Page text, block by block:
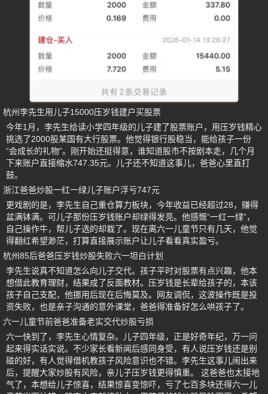
杭州李先生用儿子15000压岁钱建户买股票
今年1月，李先生给读小学四年级的儿子建了股票账户，用压岁钱精心
挑选了2000股某国有大行股票。他觉得银行股稳当，能给孩子一份
“会成长的礼物”。刚开始还挺得意，谁知道股市不按剧本走，几个月
下来账户直接缩水747.35元。儿子还不知道这事儿，爸爸心里直打
鼓。
浙江爸爸炒股一红一绿儿子账户浮亏747元
更戏剧的是，李先生自己重仓算力板块，今年收益已经超过28，赚得
盆满钵满。可儿子那份压岁钱账户却绿得发亮。他感慨“一红一绿”，
自己操作牛，帮儿子选的却栽了。现在离六一儿童节只有几天，他觉
得翻红希望渺茫，打算直接展示账户让儿子看看真实盈亏。
杭州85后爸爸压岁钱炒股失败六一坦白计划
李先生说真不知道怎么向儿子交代。孩子平时对股票有点兴趣，他本
想借此教育理财，结果成了反面教材。压岁钱是长辈给孩子的，本该
孩子自己支配，他挪用后现在后悔莫及。网友调侃，这波操作既是投
资失败，也是亲子沟通的意外课堂，爸爸得准备好怎么哄孩子了。
六一儿童节前爸爸准备老实交代炒股亏损
六一快到了，李先生心情复杂。儿子四年级，正是好奇年纪，万一问
起来得实话实说。不少家长看新闻后感同身受，有人说压岁钱还是别
碰的好，有人觉得借机教孩子风险意识也不错。李先生这事儿闹出来
后，提醒大家炒股有风险，亲儿子压岁钱更得慎重。 这爸爸也太接地
气了，本想给儿子惊喜，结果惊喜变惊吓，亏了七百多块还得六一儿